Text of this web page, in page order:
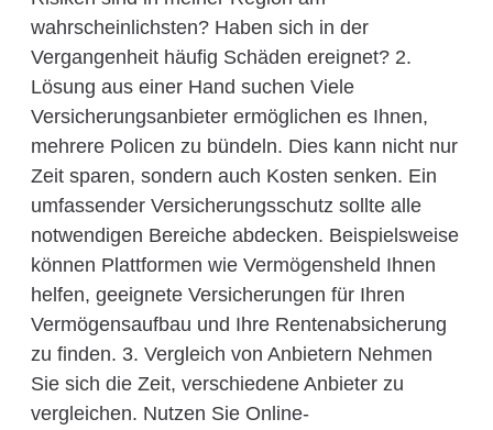
wahrscheinlichsten? Haben sich in der
Vergangenheit häufig Schäden ereignet? 2.
Lösung aus einer Hand suchen Viele
Versicherungsanbieter ermöglichen es Ihnen,
mehrere Policen zu bündeln. Dies kann nicht nur
Zeit sparen, sondern auch Kosten senken. Ein
umfassender Versicherungsschutz sollte alle
notwendigen Bereiche abdecken. Beispielsweise
können Plattformen wie Vermögensheld Ihnen
helfen, geeignete Versicherungen für Ihren
Vermögensaufbau und Ihre Rentenabsicherung
zu finden. 3. Vergleich von Anbietern Nehmen
Sie sich die Zeit, verschiedene Anbieter zu
vergleichen. Nutzen Sie Online-